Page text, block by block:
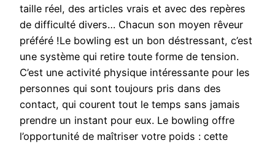
taille réel, des articles vrais et avec des repères
de difficulté divers… Chacun son moyen rêveur
préféré !Le bowling est un bon déstressant, c’est
une système qui retire toute forme de tension.
C’est une activité physique intéressante pour les
personnes qui sont toujours pris dans des
contact, qui courent tout le temps sans jamais
prendre un instant pour eux. Le bowling offre
l’opportunité de maîtriser votre poids : cette